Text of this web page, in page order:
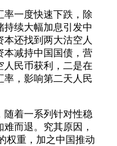
率一度快速下跌，除
持续大幅加息引发中
还找到两大沽空人
本减持中国国债，营
人民币获利，二是在
率，影响第二天人民
随着一系列针对性稳
而退。究其原因，
权重，加之中国推动